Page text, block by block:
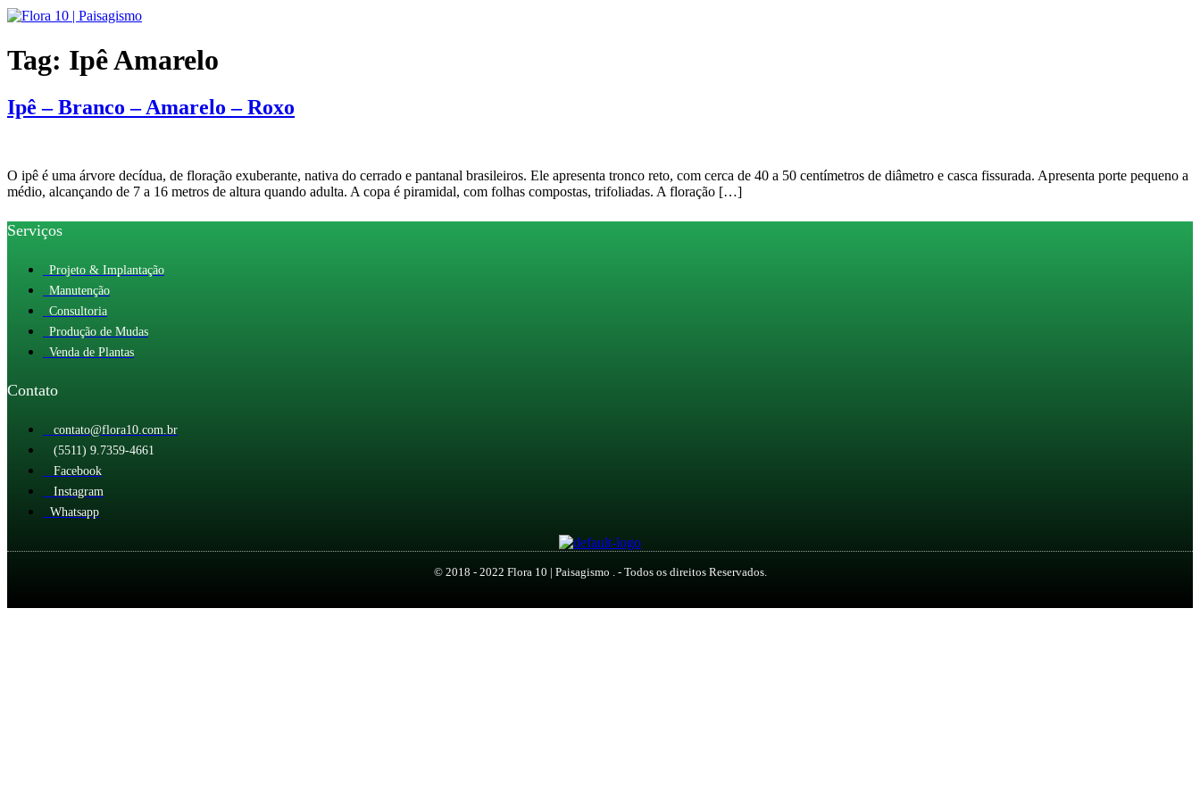
Ir
conteúdo
Tag: Ipê Amarelo
Ipê – Branco – Amarelo – Roxo
O ipê é uma árvore decídua, de floração exuberante, nativa do cerrado e pantanal brasileiros. Ele apresenta tronco reto, com cerca de 40 a 50 centímetros de diâmetro e casca fissurada. Apresenta porte pequeno a
médio, alcançando de 7 a 16 metros de altura quando adulta. A copa é piramidal, com folhas compostas, trifoliadas. A floração […]
Serviços
Projeto & Implantação
Manutenção
Consultoria
Produção de Mudas
Venda de Plantas
Contato
contato@flora10.com.br
(5511) 9.7359-4661
Facebook
Instagram
Whatsapp
© 2018 - 2022 Flora 10 | Paisagismo . - Todos os direitos Reservados.